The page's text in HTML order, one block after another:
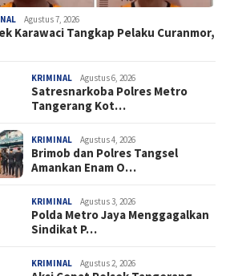
Agustus 7, 2026
Karawaci Tangkap Pelaku Curanmor,
KRIMINAL Agustus 6, 2026
Satresnarkoba Polres Metro
Tangerang Kot…
KRIMINAL Agustus 4, 2026
Brimob dan Polres Tangsel
Amankan Enam O…
KRIMINAL Agustus 3, 2026
Polda Metro Jaya Menggagalkan
Sindikat P…
KRIMINAL Agustus 2, 2026